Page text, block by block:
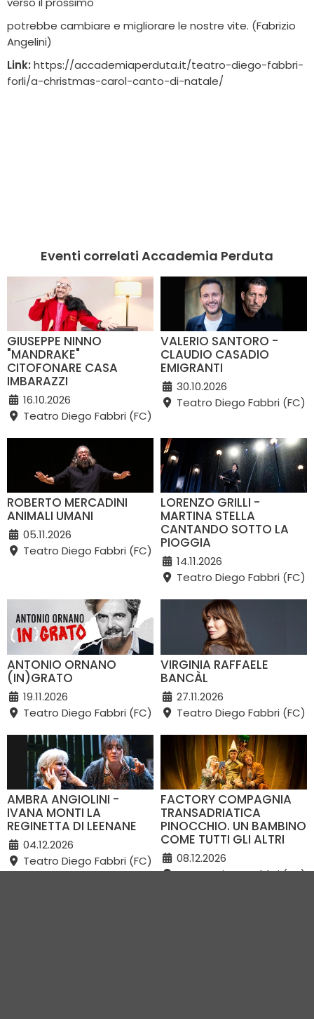
potrebbe cambiare e migliorare le nostre vite. (Fabrizio
Angelini)
Link: https://accademiaperduta.it/teatro-diego-fabbri-
forli/a-christmas-carol-canto-di-natale/
Eventi correlati Accademia Perduta
GIUSEPPE NINNO
"MANDRAKE"
CITOFONARE CASA
IMBARAZZI
16.10.2026
Teatro Diego Fabbri (FC)
VALERIO SANTORO -
CLAUDIO CASADIO
EMIGRANTI
30.10.2026
Teatro Diego Fabbri (FC)
ROBERTO MERCADINI
ANIMALI UMANI
05.11.2026
Teatro Diego Fabbri (FC)
LORENZO GRILLI -
MARTINA STELLA
CANTANDO SOTTO LA
PIOGGIA
14.11.2026
Teatro Diego Fabbri (FC)
ANTONIO ORNANO
(IN)GRATO
19.11.2026
Teatro Diego Fabbri (FC)
VIRGINIA RAFFAELE
BANCÀL
27.11.2026
Teatro Diego Fabbri (FC)
AMBRA ANGIOLINI -
IVANA MONTI LA
REGINETTA DI LEENANE
04.12.2026
Teatro Diego Fabbri (FC)
FACTORY COMPAGNIA
TRANSADRIATICA
PINOCCHIO. UN BAMBINO
COME TUTTI GLI ALTRI
08.12.2026
Teatro Diego Fabbri (FC)